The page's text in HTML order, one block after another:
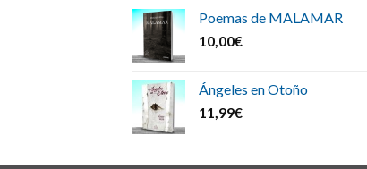
Poemas de MALAMAR
10,00€
Ángeles en Otoño
11,99€